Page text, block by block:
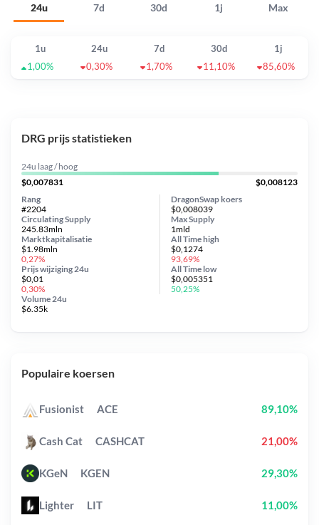
24u 7d 30d 1j Max
1u 24u 7d 30d
1j
1,00%
0,30% 1,70% 11,10% 85,60%
DRG prijs statistieken
24u laag / hoog
$0,007831
$0,008123
DragonSwap koers
$0,008039
Circulating Supply
245.83mln
Prijs wijziging 24u
$0,01
0,30%
Max Supply
1mld
Marktkapitalisatie
$1.98mln
0,27%
Volume 24u
$6.35k
Rang
#2204
All Timehigh
$0,1274
93,69%
All Time low
$0,005351
50,25%
Populaire koersen
Fusionist ACE 89,10%
Cash Cat CASHCAT 21,00%
KGeN KGEN 29,30%
Lighter LIT 11,00%